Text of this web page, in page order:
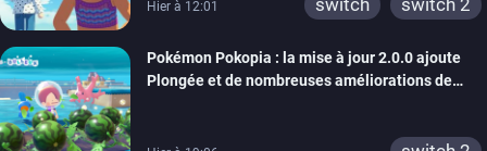
Hier à 12:01
Pokémon Pokopia : la mise à jour 2.0.0 ajoute
Plongée et de nombreuses améliorations de